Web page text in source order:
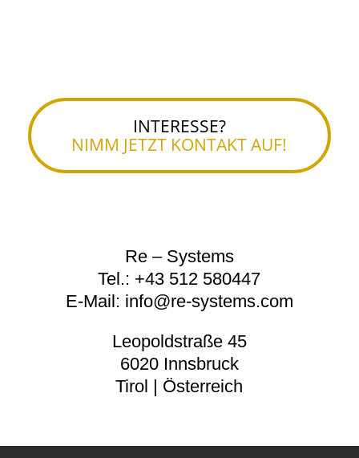
INTERESSE?
NIMM JETZT KONTAKT AUF!
Re – Systems
Tel.: +43 512 580447
E-Mail: info@re-systems.com
Leopoldstraße 45
6020 Innsbruck
Tirol | Österreich